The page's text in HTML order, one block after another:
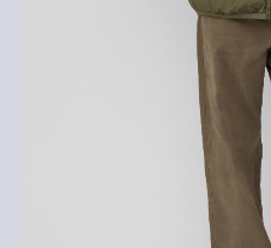
Włókna z recyklingu
Aby wspierać zasadę recyklingu
zwiększamy udział materiałów z